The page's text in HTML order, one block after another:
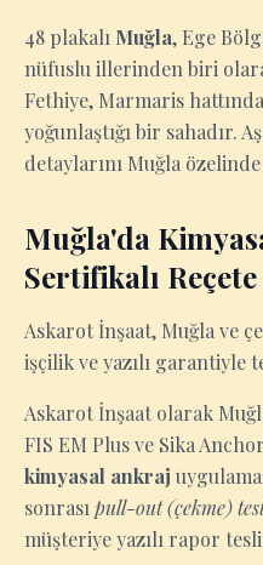
48 plakalı Muğla, Ege
nüfuslu illerinden biri
Fethiye, Marmaris hattında
yoğunlaştığı bir sahadır.
detaylarını Muğla
Muğla'da
Sertifikalı Reçete
Askarot İnşaat, Muğla ve
işçilik ve yazılı garantiyle
Askarot İnşaat olarak
FIS EM Plus ve Sika
kimyasal ankraj
sonrası pull-out (çekme)
müşteriye yazılı rapor